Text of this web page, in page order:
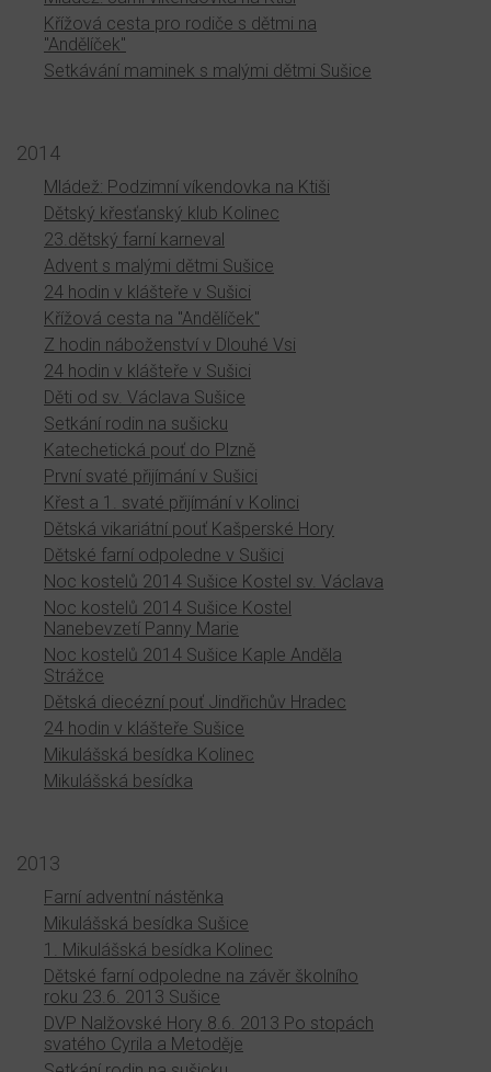
Křížová cesta pro rodiče s dětmi na
"Andělíček"
Setkávání maminek s malými dětmi Sušice
2014
Mládež: Podzimní víkendovka na Ktiši
Dětský křesťanský klub Kolinec
23.dětský farní karneval
Advent s malými dětmi Sušice
24 hodin v klášteře v Sušici
Křížová cesta na "Andělíček"
Z hodin náboženství v Dlouhé Vsi
24 hodin v klášteře v Sušici
Děti od sv. Václava Sušice
Setkání rodin na sušicku
Katechetická pouť do Plzně
První svaté přijímání v Sušici
Křest a 1. svaté přijímání v Kolinci
Dětská vikariátní pouť Kašperské Hory
Dětské farní odpoledne v Sušici
Noc kostelů 2014 Sušice Kostel sv. Václava
Noc kostelů 2014 Sušice Kostel
Nanebevzetí Panny Marie
Noc kostelů 2014 Sušice Kaple Anděla
Strážce
Dětská diecézní pouť Jindřichův Hradec
24 hodin v klášteře Sušice
Mikulášská besídka Kolinec
Mikulášská besídka
2013
Farní adventní nástěnka
Mikulášská besídka Sušice
1. Mikulášská besídka Kolinec
Dětské farní odpoledne na závěr školního
roku 23.6. 2013 Sušice
DVP Nalžovské Hory 8.6. 2013 Po stopách
svatého Cyrila a Metoděje